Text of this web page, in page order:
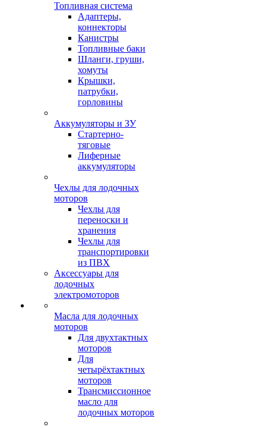
Топливная система
Адаптеры,
коннекторы
Канистры
Топливные баки
Шланги, груши,
хомуты
Крышки,
патрубки,
горловины
Аккумуляторы и ЗУ
Стартерно-
тяговые
Лиферные
аккумуляторы
Чехлы для лодочных
моторов
Чехлы для
переноски и
хранения
Чехлы для
транспортировки
из ПВХ
Аксессуары для
лодочных
электромоторов
Масла для лодочных
моторов
Для двухтактных
моторов
Для
четырёхтактных
моторов
Трансмиссионное
масло для
лодочных моторов